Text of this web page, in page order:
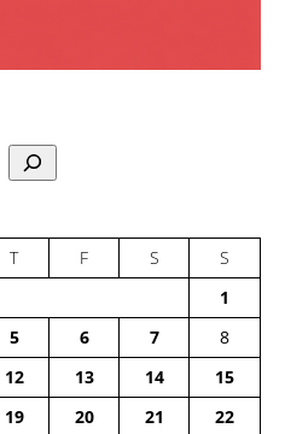
T F S
S
1
5 6 7
8
12 13 14
15
19 20 21
22